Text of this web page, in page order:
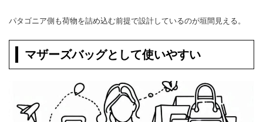
パタゴニア側も荷物を詰め込む前提で設計しているのが垣間見える。
マザーズバッグとして使いやすい